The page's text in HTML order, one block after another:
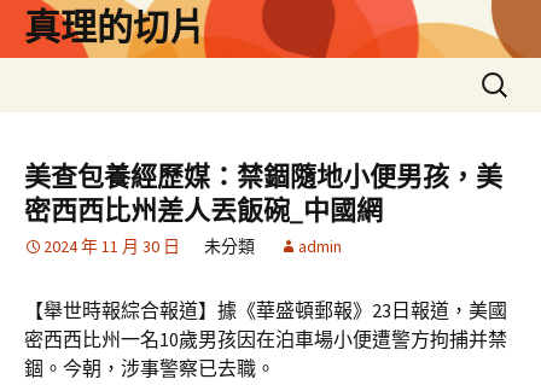
真理的切片
搜
尋
鍵
字:
美查包養經歷媒：禁錮隨地小便男孩，美
密西西比州差人丟飯碗_中國網
2024 年 11 月 30 日 未分類 admin
【舉世時報綜合報道】據《華盛頓郵報》23日報道，美國
密西西比州一名10歲男孩因在泊車場小便遭警方拘捕并禁
錮。今朝，涉事警察已去職。